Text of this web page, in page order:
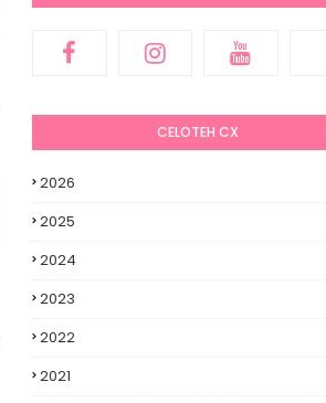
CELOTEH CX
2026
2025
2024
2023
2022
2021